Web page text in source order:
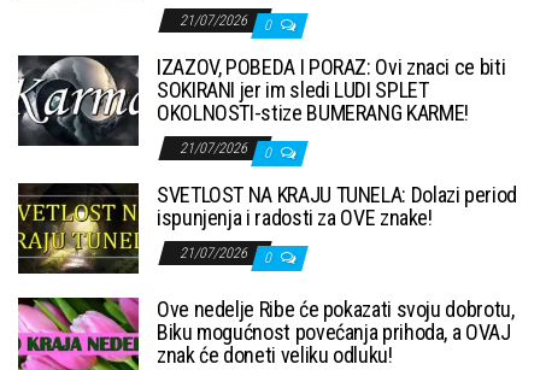
21/07/2026 0
IZAZOV, POBEDA I PORAZ: Ovi znaci ce biti
SOKIRANI jer im sledi LUDI SPLET
OKOLNOSTI-stize BUMERANG KARME!
21/07/2026 0
SVETLOST NA KRAJU TUNELA: Dolazi period
ispunjenja i radosti za OVE znake!
21/07/2026 0
Ove nedelje Ribe će pokazati svoju dobrotu,
Biku mogućnost povećanja prihoda, a OVAJ
znak će doneti veliku odluku!